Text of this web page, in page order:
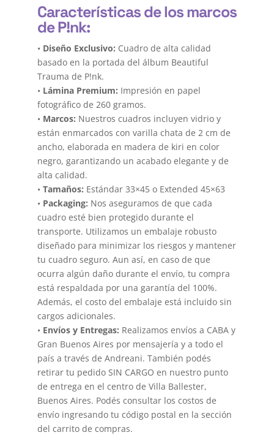
Características de los marcos
de P!nk:
• Diseño Exclusivo: Cuadro de alta calidad
basado en la portada del álbum Beautiful
Trauma de P!nk.
• Lámina Premium: Impresión en papel
fotográfico de 260 gramos.
• Marcos: Nuestros cuadros incluyen vidrio y
están enmarcados con varilla chata de 2 cm de
ancho, elaborada en madera de kiri en color
negro, garantizando un acabado elegante y de
alta calidad.
• Tamaños: Estándar 33×45 o Extended 45×63
• Packaging: Nos aseguramos de que cada
cuadro esté bien protegido durante el
transporte. Utilizamos un embalaje robusto
diseñado para minimizar los riesgos y mantener
tu cuadro seguro. Aun así, en caso de que
ocurra algún daño durante el envío, tu compra
está respaldada por una garantía del 100%.
Además, el costo del embalaje está incluido sin
cargos adicionales.
• Envíos y Entregas: Realizamos envíos a CABA y
Gran Buenos Aires por mensajería y a todo el
país a través de Andreani. También podés
retirar tu pedido SIN CARGO en nuestro punto
de entrega en el centro de Villa Ballester,
Buenos Aires. Podés consultar los costos de
envío ingresando tu código postal en la sección
del carrito de compras.